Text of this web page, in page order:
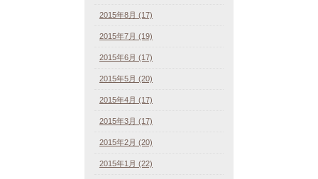
2015年8月 (17)
2015年7月 (19)
2015年6月 (17)
2015年5月 (20)
2015年4月 (17)
2015年3月 (17)
2015年2月 (20)
2015年1月 (22)